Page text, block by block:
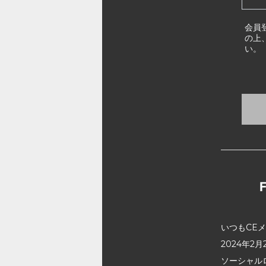
会員
の上
い。
いつもCE
2024年2月
ソーシャ